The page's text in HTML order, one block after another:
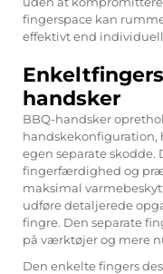
fingerspace kan
effektivt end
handsker
BBQ-handsker
handskekonfiguration,
egen separate
fingerfærdighed og
maksimal
udføre detaljerede
fingre. Den separate
på værktøjer og mere
Den enkelte fingers